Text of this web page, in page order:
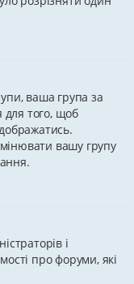
ваша група за
для того, щоб
вашу групу
і
про форуми, які